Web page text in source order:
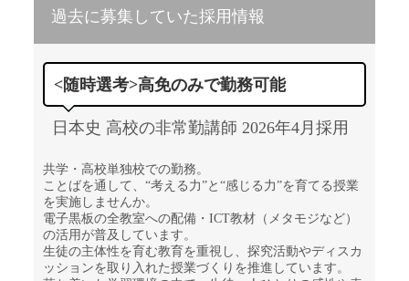
過去に募集していた採用情報
<随時選考>高免のみで勤務可能
日本史 高校の非常勤講師 2026年4月採用
共学・高校単独校での勤務。
ことばを通して、“考える力”と“感じる力”を育てる授業
を実施しませんか。
電子黒板の全教室への配備・ICT教材（メタモジなど）
の活用が普及しています。
生徒の主体性を育む教育を重視し、探究活動やディスカ
ッションを取り入れた授業づくりを推進しています。